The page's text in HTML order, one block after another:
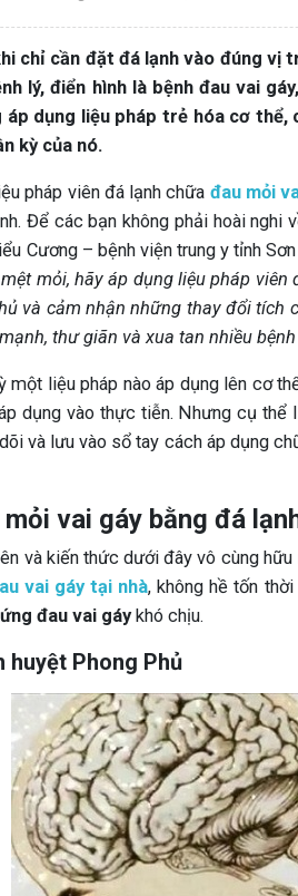
chỉ cần đặt đá lạnh vào đúng vị
lý, điển hình là bệnh đau vai
áp dụng liệu pháp trẻ hóa cơ thể,
kỳ của nó.
pháp viên đá lạnh chữa đau mỏi
Để các bạn không phải hoài nghi
Cương – bệnh viện trung y tỉnh Sơn
mỏi, hãy áp dụng liệu pháp
và cảm nhận những thay đổi tích
thư giãn và xua tan nhiều bệnh
một liệu pháp nào áp dụng lên cơ
dụng vào thực tiễn. Nhưng cụ
và lưu vào sổ tay cách áp dụng
mỏi vai gáy bằng đá
và kiến thức dưới đây vô cùng
vai gáy tại nhà, không hề tốn
đau vai gáykhó chịu.
huyệt Phong Phủ